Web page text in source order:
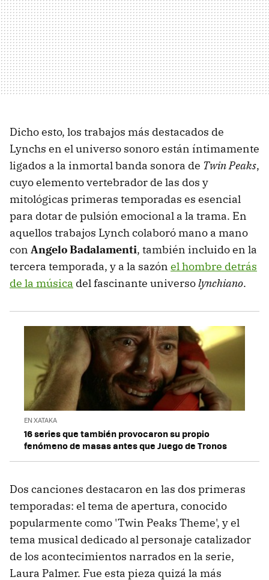
Dicho esto, los trabajos más destacados de
Lynchs en el universo sonoro están íntimamente
ligados a la inmortal banda sonora de Twin Peaks,
cuyo elemento vertebrador de las dos y
mitológicas primeras temporadas es esencial
para dotar de pulsión emocional a la trama. En
aquellos trabajos Lynch colaboró mano a mano
con Angelo Badalamenti, también incluido en la
tercera temporada, y a la sazón el hombre detrás
de la música del fascinante universolynchiano.
EN XATAKA
16 series que también provocaron su propio
fenómeno de masas antes que Juego de Tronos
Dos canciones destacaron en las dos primeras
temporadas: el tema de apertura, conocido
popularmente como 'Twin Peaks Theme', y el
tema musical dedicado al personaje catalizador
de los acontecimientos narrados en la serie,
Laura Palmer. Fue esta pieza quizá la más